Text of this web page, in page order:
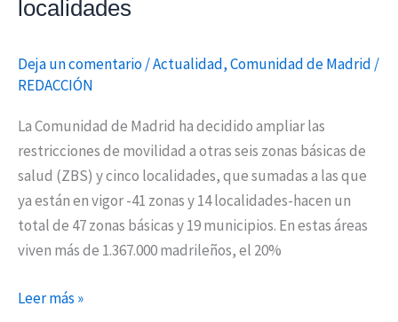
localidades
Deja un comentario/Actualidad,Comunidad de Madrid /
REDACCIÓN
La Comunidad de Madrid ha decidido ampliar las
restricciones de movilidad a otras seis zonas básicas de
salud (ZBS) y cinco localidades, que sumadas a las que
ya están en vigor -41 zonas y 14 localidades-hacen un
total de 47 zonas básicas y 19 municipios. En estas áreas
viven más de 1.367.000 madrileños, el 20%
localidades
Leer más »